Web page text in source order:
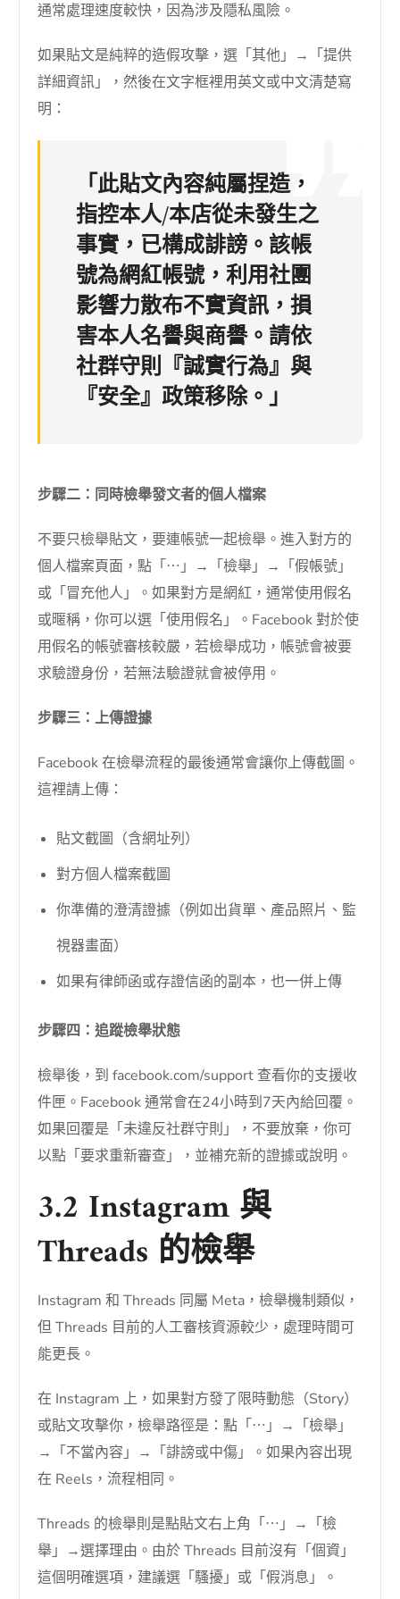
通常處理速度較快，因為涉及隱私風險。
如果貼文是純粹的造假攻擊，選「其他」→「提供
詳細資訊」，然後在文字框裡用英文或中文清楚寫
明：
「此貼文內容純屬捏造，
指控本人/本店從未發生之
事實，已構成誹謗。該帳
號為網紅帳號，利用社團
影響力散布不實資訊，損
害本人名譽與商譽。請依
社群守則『誠實行為』與
『安全』政策移除。」
步驟二：同時檢舉發文者的個人檔案
不要只檢舉貼文，要連帳號一起檢舉。進入對方的
個人檔案頁面，點「⋯」→「檢舉」→「假帳號」
或「冒充他人」。如果對方是網紅，通常使用假名
或暱稱，你可以選「使用假名」。Facebook 對於使
用假名的帳號審核較嚴，若檢舉成功，帳號會被要
求驗證身份，若無法驗證就會被停用。
步驟三：上傳證據
Facebook 在檢舉流程的最後通常會讓你上傳截圖。
這裡請上傳：
貼文截圖（含網址列）
對方個人檔案截圖
你準備的澄清證據（例如出貨單、產品照片、監
視器畫面）
如果有律師函或存證信函的副本，也一併上傳
步驟四：追蹤檢舉狀態
檢舉後，到 facebook.com/support 查看你的支援收
件匣。Facebook 通常會在24小時到7天內給回覆。
如果回覆是「未違反社群守則」，不要放棄，你可
以點「要求重新審查」，並補充新的證據或說明。
3.2 Instagram 與
Threads 的檢舉
Instagram 和 Threads 同屬 Meta，檢舉機制類似，
但 Threads 目前的人工審核資源較少，處理時間可
能更長。
在 Instagram 上，如果對方發了限時動態（Story）
或貼文攻擊你，檢舉路徑是：點「⋯」→「檢舉」
→「不當內容」→「誹謗或中傷」。如果內容出現
在 Reels，流程相同。
Threads 的檢舉則是點貼文右上角「⋯」→「檢
舉」→選擇理由。由於 Threads 目前沒有「個資」
這個明確選項，建議選「騷擾」或「假消息」。